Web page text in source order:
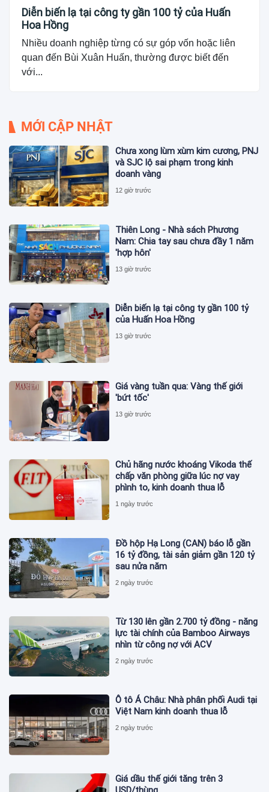
Diễn biến lạ tại công ty gần 100 tỷ của Huấn
Hoa Hồng
Nhiều doanh nghiệp từng có sự góp vốn hoặc liên
quan đến Bùi Xuân Huấn, thường được biết đến
với...
MỚI CẬP NHẬT
Chưa xong lùm xùm kim cương, PNJ
và SJC lộ sai phạm trong kinh
doanh vàng
12 giờ trước
Thiên Long - Nhà sách Phương
Nam: Chia tay sau chưa đầy 1 năm
'hợp hôn'
13 giờ trước
Diễn biến lạ tại công ty gần 100 tỷ
của Huấn Hoa Hồng
13 giờ trước
Giá vàng tuần qua: Vàng thế giới
'bứt tốc'
13 giờ trước
Chủ hãng nước khoáng Vikoda thế
chấp văn phòng giữa lúc nợ vay
phình to, kinh doanh thua lỗ
1 ngày trước
Đồ hộp Hạ Long (CAN) báo lỗ gần
16 tỷ đồng, tài sản giảm gần 120 tỷ
sau nửa năm
2 ngày trước
Từ 130 lên gần 2.700 tỷ đồng - năng
lực tài chính của Bamboo Airways
nhìn từ công nợ với ACV
2 ngày trước
Ô tô Á Châu: Nhà phân phối Audi tại
Việt Nam kinh doanh thua lỗ
2 ngày trước
Giá dầu thế giới tăng trên 3